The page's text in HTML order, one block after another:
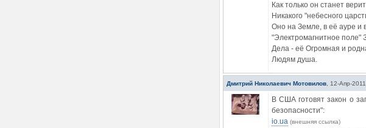
Как только он станет
Никакого "небесного
Оно на Земле, в её ауре и
"Электромагнитное поле"
Дела - её Огромная и
Людям душа.
Дмитрий Николаевич Мотовилов 12-Апр-
В США готовят закон о
безопасности":
io.ua (внешняя ссылка)